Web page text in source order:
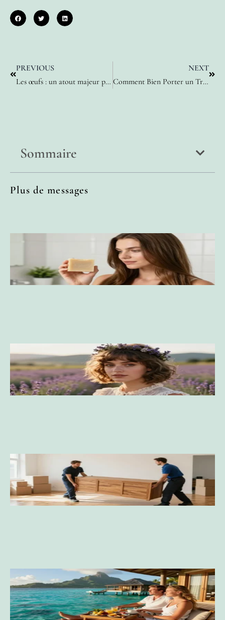
PREVIOUS
Les œufs : un atout majeur pour le régime féminin
NEXT
Comment Bien Porter un Trench : Conseils et Tendances pour les Femmes
Sommaire
Plus de messages